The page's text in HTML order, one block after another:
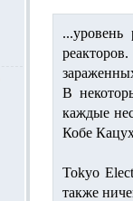
...уровень
В
каждые
Кобе
Tokyo
также